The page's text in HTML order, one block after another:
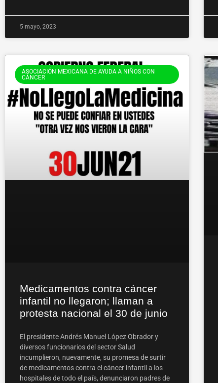
5 mayo, 2023
ASOCIACIÓN MEXICANA DE AYUDA A NIÑOS CON
CÁNCER
Medicamentos contra cáncer
infantil no llegaron; llaman a
protesta nacional el 30 de junio
El presidente Andrés Manuel López Obrador y
diversos funcionarios del sector Salud
incumplieron, nuevamente, su promesa de surtir
de medicamentos contra el cáncer infantil a los
hospitales de todo el país, denunciaron padres de